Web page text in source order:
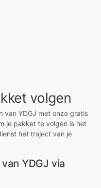
volgen
van YDGJ met onze gratis
je pakket te volgen is het
het traject van je
YDGJ via